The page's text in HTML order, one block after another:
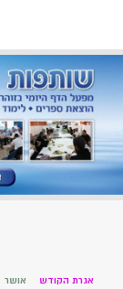
אגרת הקודש אושר